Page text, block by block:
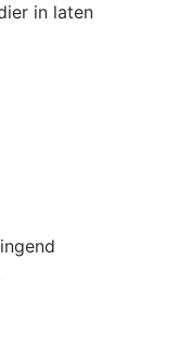
in laten